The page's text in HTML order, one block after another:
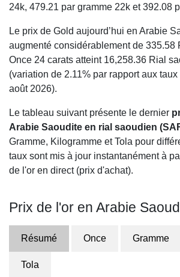
24k, 479.21 par gramme 22k et392.08
Le prix de Gold aujourd’hui en Arabie
augmenté considérablement de 335.58
Once 24 carats atteint 16,258.36 Rial
(variation de 2.11% par rapport aux taux
août 2026).
Le tableau suivant présente le dernier
Arabie Saoudite en rial saoudien
Gramme, Kilogramme et Tola pour
taux sont mis à jour instantanément à
de l'or en direct (prix d'achat).
Prix de l'or en Arabie
Résumé Once Gramme
Tola